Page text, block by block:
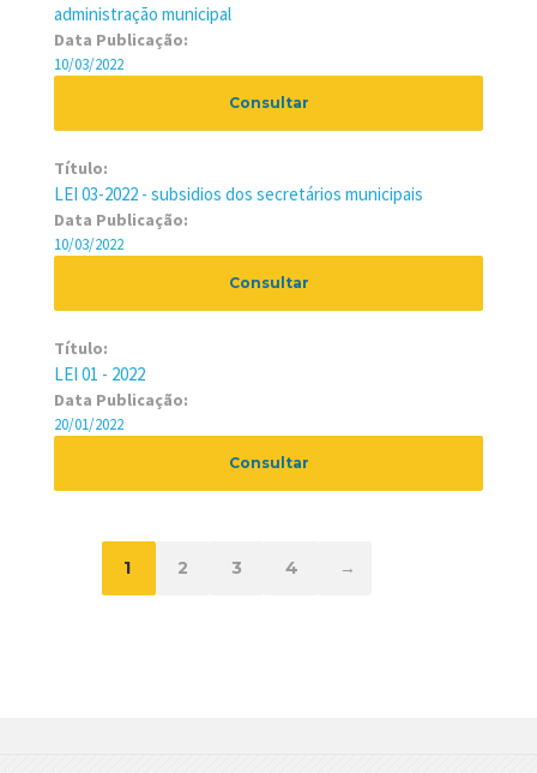
administração municipal
Data Publicação:
10/03/2022
Consultar
Título:
LEI 03-2022 - subsidios dos secretários municipais
Data Publicação:
10/03/2022
Consultar
Título:
LEI 01 - 2022
Data Publicação:
20/01/2022
Consultar
1 2 3 4 →